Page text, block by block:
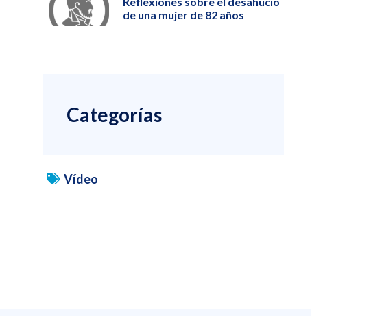
de una mujer de 82 años
Categorías
Vídeo